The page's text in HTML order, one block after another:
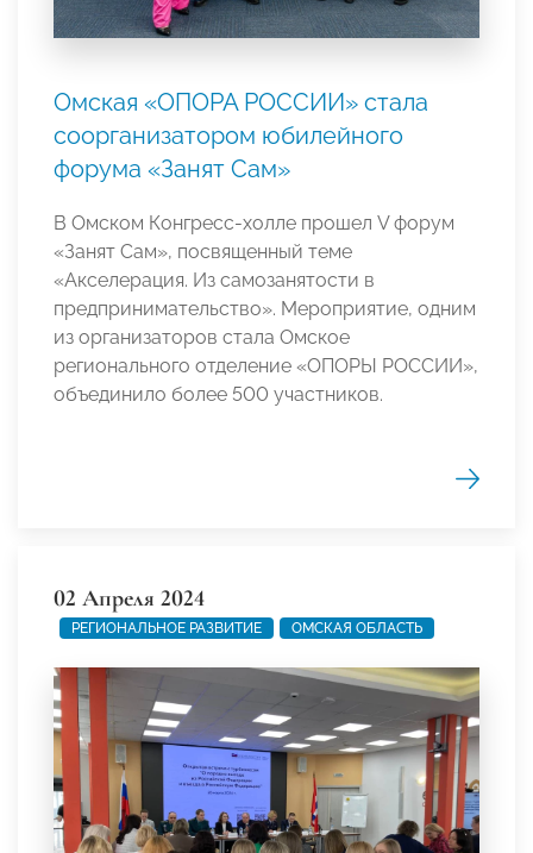
Омская «ОПОРА РОССИИ» стала
соорганизатором юбилейного
форума «Занят Сам»
В Омском Конгресс-холле прошел V форум
«Занят Сам», посвященный теме
«Акселерация. Из самозанятости в
предпринимательство». Мероприятие, одним
из организаторов стала Омское
регионального отделение «ОПОРЫ РОССИИ»,
объединило более 500 участников.
02 Апреля 2024
РЕГИОНАЛЬНОЕ РАЗВИТИЕ ОМСКАЯ ОБЛАСТЬ